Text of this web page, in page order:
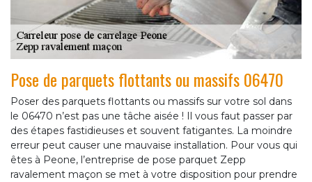
Pose de parquets flottants ou massifs 06470
Poser des parquets flottants ou massifs sur votre sol dans
le 06470 n’est pas une tâche aisée ! Il vous faut passer par
des étapes fastidieuses et souvent fatigantes. La moindre
erreur peut causer une mauvaise installation. Pour vous qui
êtes à Peone, l’entreprise de pose parquet Zepp
ravalement maçon se met à votre disposition pour prendre